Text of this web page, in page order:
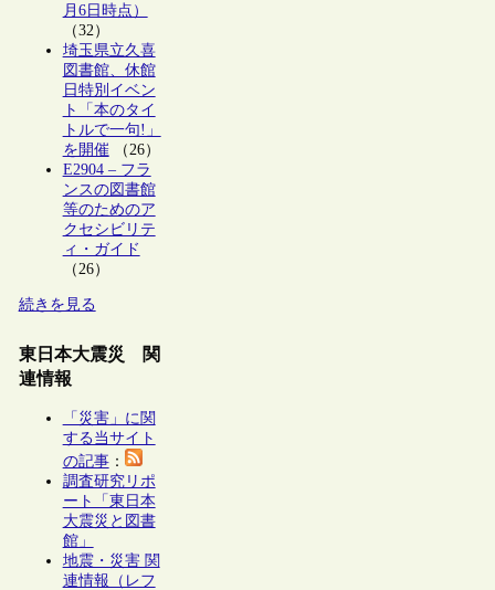
月6日時点）
（32）
埼玉県立久喜
図書館、休館
日特別イベン
ト「本のタイ
トルで一句!」
を開催（26）
E2904 – フラ
ンスの図書館
等のためのア
クセシビリテ
ィ・ガイド
（26）
続きを見る
東日本大震災 関
連情報
「災害」に関
する当サイト
の記事：
調査研究リポ
ート「東日本
大震災と図書
館」
地震・災害 関
連情報（レフ